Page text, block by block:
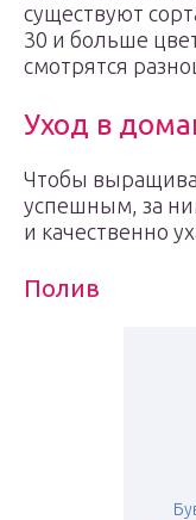
существуют
30 и больше
смотрятся
Уход в
Чтобы
успешным, за
и качественно
Полив